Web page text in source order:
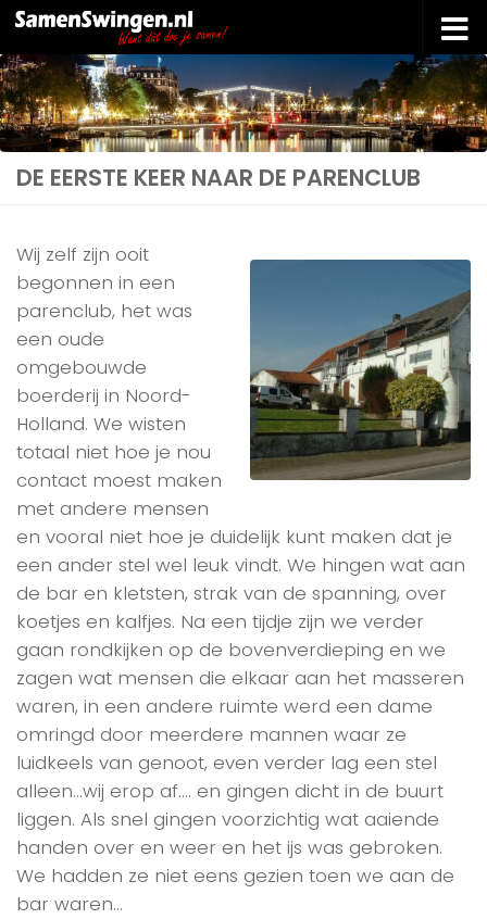
Doorgaan naar inhoud
DE EERSTE KEER NAAR DE PARENCLUB
Wij zelf zijn ooit
begonnen in een
parenclub, het was
een oude
omgebouwde
boerderij in Noord-
Holland. We wisten
totaal niet hoe je nou
contact moest maken
met andere mensen
en vooral niet hoe je duidelijk kunt maken dat je
een ander stel wel leuk vindt. We hingen wat aan
de bar en kletsten, strak van de spanning, over
koetjes en kalfjes. Na een tijdje zijn we verder
gaan rondkijken op de bovenverdieping en we
zagen wat mensen die elkaar aan het masseren
waren, in een andere ruimte werd een dame
omringd door meerdere mannen waar ze
luidkeels van genoot, even verder lag een stel
alleen…wij erop af…. en gingen dicht in de buurt
liggen. Als snel gingen voorzichtig wat aaiende
handen over en weer en het ijs was gebroken.
We hadden ze niet eens gezien toen we aan de
bar waren…